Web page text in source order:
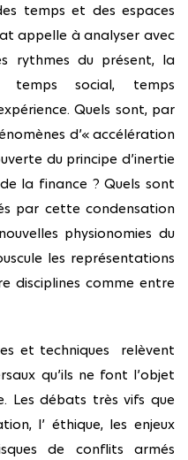
temps et des espaces
appelle à analyser avec
rythmes du présent, la
temps social, temps
Quels sont, par
d’« accélération
du principe d’inertie
la finance ? Quels sont
par cette condensation
physionomies du
les représentations
disciplines comme entre
et techniques relèvent
qu’ils ne font l’objet
Les débats très vifs que
l’ éthique, les enjeux
de conflits armés